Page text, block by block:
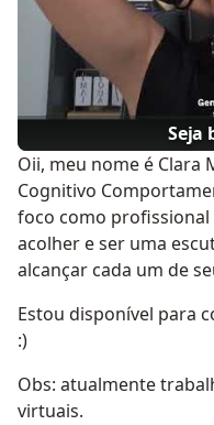
Seja
Oii, meu nome é Clara
Cognitivo
foco como profissional
acolher e ser uma
alcançar cada um de
Estou disponível para
:)
Obs: atualmente
virtuais.